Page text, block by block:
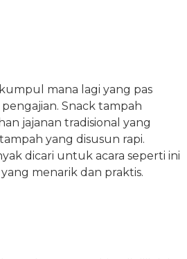
mana lagi yang pas
Snack tampah
jajanan tradisional yang
yang disusun rapi.
dicari untuk acara seperti ini
menarik dan praktis.